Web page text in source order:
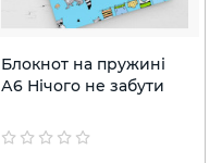
Блокнот на пружині
А6 Нічого не забути